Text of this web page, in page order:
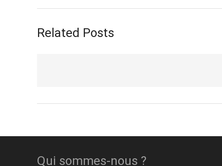
Related Posts
Qui sommes-nous ?